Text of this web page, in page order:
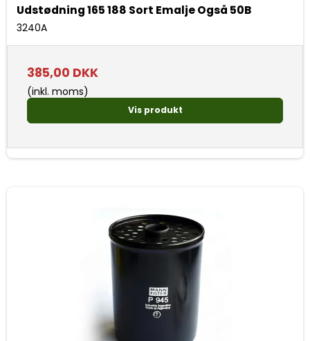
Udstødning 165 188 Sort Emalje Også 50B
3240A
385,00 DKK
(inkl. moms)
Vis produkt